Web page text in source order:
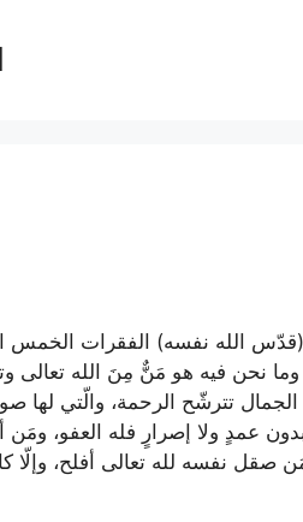
الله نفسه) الفقرات الخمس
وما نحن فيه هو مَنٌّ مِنَ الله
تترشّح الرحمة، والّتي لها
عمدٍ ولا إصرارٍ فله العفو،
صقل نفسه لله تعالى أفلح، وإلّا